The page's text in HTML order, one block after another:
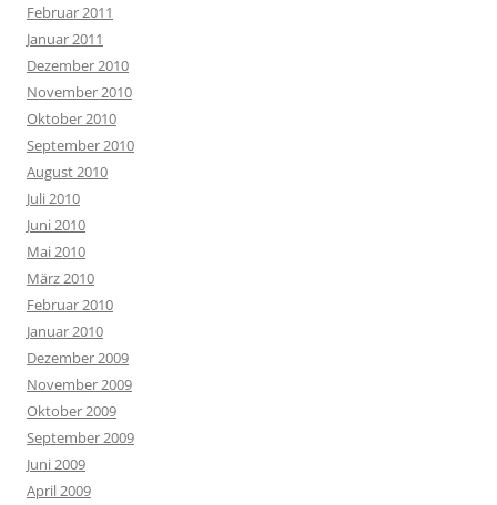
Februar 2011
Januar 2011
Dezember 2010
November 2010
Oktober 2010
September 2010
August 2010
Juli 2010
Juni 2010
Mai 2010
März 2010
Februar 2010
Januar 2010
Dezember 2009
November 2009
Oktober 2009
September 2009
Juni 2009
April 2009